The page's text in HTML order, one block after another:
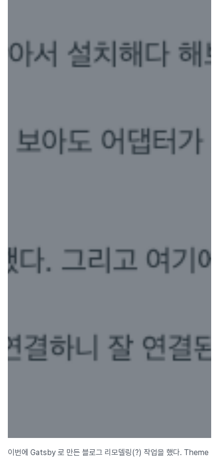
이번에 Gatsby 로 만든 블로그 리모델링(?) 작업을 했다. Theme